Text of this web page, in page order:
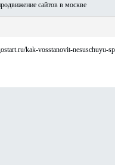
сайтов в москве
kak-vosstanovit-